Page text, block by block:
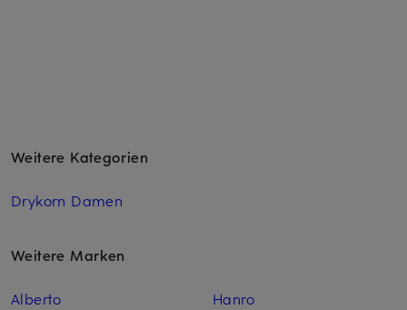
Weitere Kategorien
Drykorn Damen
Weitere Marken
Alberto
Hanro